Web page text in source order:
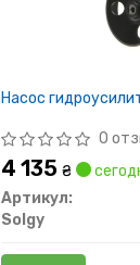
Насос
0
4 135₴
Артикул:
Solgy